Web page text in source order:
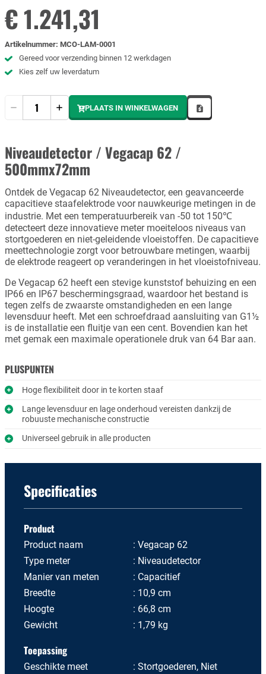
€ 1.241,31
Artikelnummer: MCO-LAM-0001
Gereed voor verzending binnen 12 werkdagen
Kies zelf uw leverdatum
PLAATS IN WINKELWAGEN
Niveaudetector / Vegacap 62 /
500mmx72mm
Ontdek de Vegacap 62 Niveaudetector, een geavanceerde
capacitieve staafelektrode voor nauwkeurige metingen in de
industrie. Met een temperatuurbereik van -50 tot 150℃
detecteert deze innovatieve meter moeiteloos niveaus van
stortgoederen en niet-geleidende vloeistoffen. De capacitieve
meettechnologie zorgt voor betrouwbare metingen, waarbij
de elektrode reageert op veranderingen in het vloeistofniveau.
De Vegacap 62 heeft een stevige kunststof behuizing en een
IP66 en IP67 beschermingsgraad, waardoor het bestand is
tegen zelfs de zwaarste omstandigheden en een lange
levensduur heeft. Met een schroefdraad aansluiting van G1½
is de installatie een fluitje van een cent. Bovendien kan het
met gemak een maximale operationele druk van 64 Bar aan.
PLUSPUNTEN
Hoge flexibiliteit door in te korten staaf
Lange levensduur en lage onderhoud vereisten dankzij de
robuuste mechanische constructie
Universeel gebruik in alle producten
Specificaties
Product
Product naam
Vegacap 62
Type meter
Niveaudetector
Manier van meten
Capacitief
Breedte
10,9 cm
Hoogte
66,8 cm
Gewicht
1,79 kg
Toepassing
Geschikte meet
Stortgoederen, Niet